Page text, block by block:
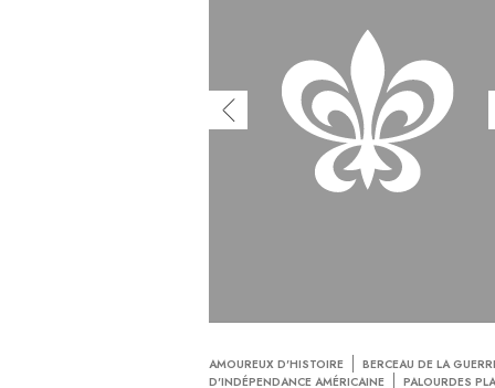
AMOUREUX D'HISTOIRE
BERCEAU DE LA
D'INDÉPENDANCE AMÉRICAINE
PALOURDES